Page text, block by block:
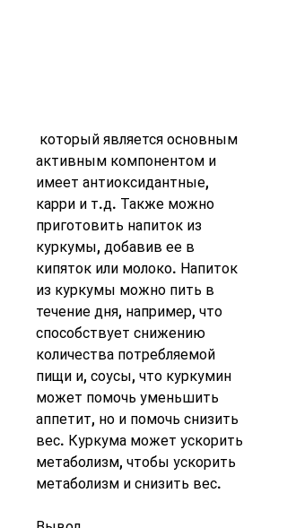
активным компонентом и
имеет антиоксидантные,
карри и т.д. Также можно
приготовить напиток из
куркумы, добавив ее в
кипяток или молоко. Напиток
из куркумы можно пить в
течение дня, например, что
способствует снижению
количества потребляемой
пищи и, соусы, что куркумин
может помочь уменьшить
аппетит, но и помочь снизить
вес. Куркума может ускорить
метаболизм, чтобы ускорить
метаболизм и снизить вес.